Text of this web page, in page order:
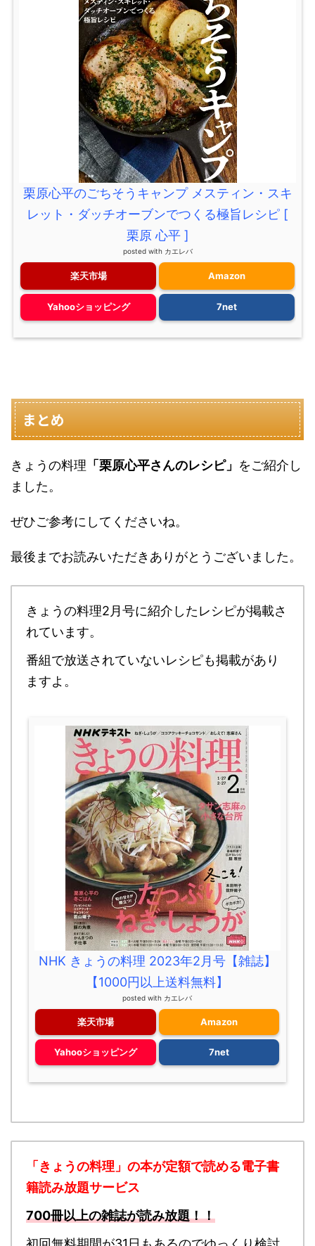
栗原心平のごちそうキャンプ メスティン・スキ
レット・ダッチオーブンでつくる極旨レシピ [
栗原 心平 ]
posted with カエレバ
楽天市場 Amazon
Yahooショッピング 7net
まとめ
きょうの料理 「栗原心平さんのレシピ」 をご紹介し
ました。
ぜひご参考にしてくださいね。
最後までお読みいただきありがとうございました。
きょうの料理2月号に紹介したレシピが掲載さ
れています。
番組で放送されていないレシピも掲載があり
ますよ。
NHK きょうの料理 2023年2月号【雑誌】
【1000円以上送料無料】
posted with カエレバ
楽天市場 Amazon
Yahooショッピング 7net
「きょうの料理」の本が定額で読める電子書
籍読み放題サービス
700冊以上の雑誌が読み放題！！